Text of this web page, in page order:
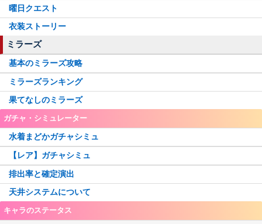
曜日クエスト
衣装ストーリー
ミラーズ
基本のミラーズ攻略
ミラーズランキング
果てなしのミラーズ
ガチャ・シミュレーター
水着まどかガチャシミュ
【レア】ガチャシミュ
排出率と確定演出
天井システムについて
キャラのステータス